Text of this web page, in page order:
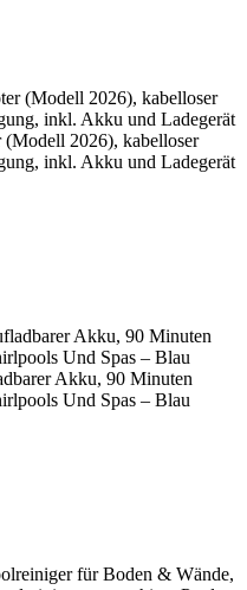
2026), kabelloser
inkl. Akku und Ladegerät
Akku, 90 Minuten
Und Spas – Blau